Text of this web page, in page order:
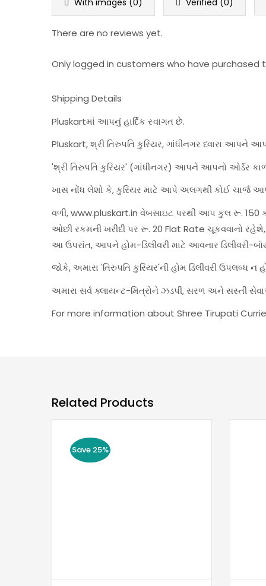
There are no reviews yet.
Only logged in customers who have purchased
Shipping Details
Pluskartમાં આપનું હાર્દિક સ્વાગત છે.
Pluskart, શ્રી તિરુપતિ કુરિયર, ગાંધીનગર ધ્વારા આપને
'શ્રી તિરુપતિ કુરિયર' (ગાંધીનગર) આપને આપનો ઓર્ડર
ખાસ નોંધ લેશો કે, કુરિયર માટે આપે અલગથી કોઈ ચાર્જ
વળી, www.pluskart.in વેબસાઇટ પરથી આપ કુલ રૂ. 150
ઓછી રકમની ખરીદી પર રૂ. 20 Flat Rate ચૂકવવાનો
આ ઉપરાંત, આપને હોમ-ડિલીવરી માટે આવનાર ડિલીવરી-
જોકે, અમારા 'તિરુપતિ કુરિયર'ની હોમ ડિલીવરી ઉપલબ્ધ
અમારા સર્વ ક્લાયન્ટ-મિત્રોને ઝડપી, સરળ અને સસ્તી
For more information about Shree Tirupati
Related Products
Save 25%